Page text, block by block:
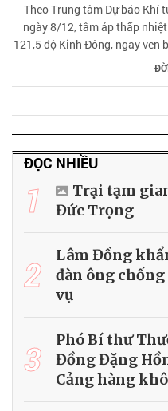
Theo Trung tâm Dự báo Khí
ngày 8/12, tâm áp thấp
121,5 độ Kinh Đông, ngay ven
Sức gió mạnh nhất cấp 6, giật
ĐỌC NHIỀU
1
Trại tạm
Đức Trọng
2
Lâm Đồng
đàn ông
vụ
3
Phó Bí thư
Đồng Đặng
Cảng hàng